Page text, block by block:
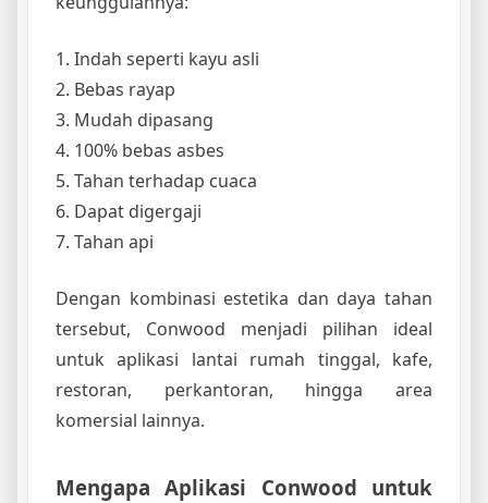
1. Indah seperti kayu asli
2. Bebas rayap
3. Mudah dipasang
4. 100% bebas asbes
5. Tahan terhadap cuaca
6. Dapat digergaji
7. Tahan api
Dengan kombinasi estetika dan daya tahan
tersebut, Conwood menjadi pilihan ideal
untuk aplikasi lantai rumah tinggal, kafe,
restoran, perkantoran, hingga area
komersial lainnya.
Mengapa Aplikasi Conwood untuk